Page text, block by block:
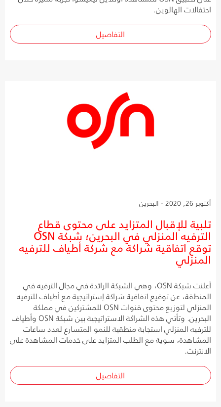
احتفالات الهالوين.
التفاصيل
أكتوبر 26, 2020 - البحرين
تلبية للإقبال المتزايد على محتوى قطاع
الترفيه المنزلي في البحرين؛ شبكة OSN
توقع اتفاقية شراكة مع شركة أطياف للترفيه
المنزلي
أعلنت شبكة OSN، وهي الشبكة الرائدة في مجال الترفيه في
المنطقة، عن توقيع اتفاقية شراكة إستراتيجية مع أطياف للترفيه
المنزلي لتوزيع محتوى قنوات OSN للمشتركين في مملكة
البحرين. وتأتي هذه الشراكة الاستراتيجية بين شبكة OSN وأطياف
للترفيه المنزلي استجابة منطقية للنمو المتسارع لعدد ساعات
المشاهدة، سوية مع الطلب المتزايد على خدمات المشاهدة على
الانترنت.
التفاصيل